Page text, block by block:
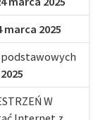
marca 2025
W